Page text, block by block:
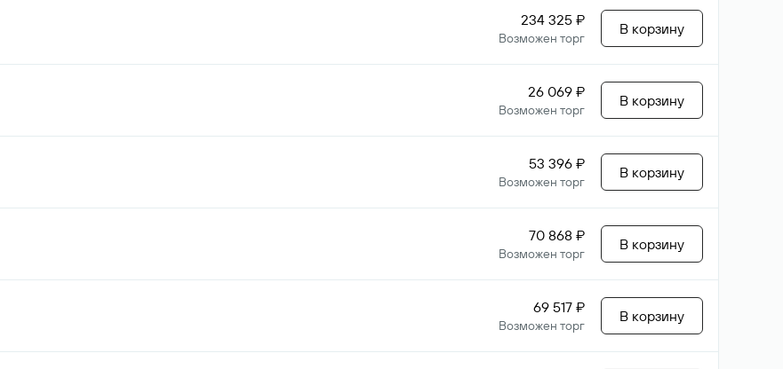
234 325 ₽
Возможен торг
В корзину
26 069 ₽
Возможен торг
В корзину
53 396 ₽
Возможен торг
В корзину
70 868 ₽
Возможен торг
В корзину
69 517 ₽
Возможен торг
В корзину